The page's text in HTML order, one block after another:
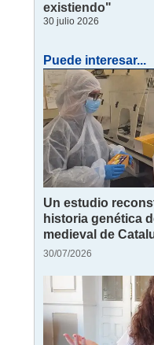
existiendo"
30 julio 2026
Puede interesar...
Un estudio
historia genética
medieval de
30/07/2026